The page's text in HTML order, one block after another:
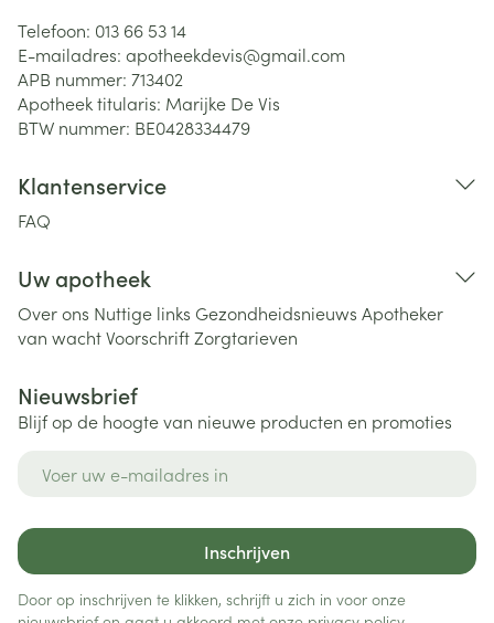
Telefoon: 013 66 53 14
E-mailadres: apotheekdevis@gmail.com
APB nummer: 713402
Apotheek titularis: Marijke De Vis
BTW nummer: BE0428334479
Klantenservice
FAQ
Uw apotheek
Over ons Nuttige links Gezondheidsnieuws Apotheker
van wachtVoorschriftZorgtarieven
Nieuwsbrief
Blijf op de hoogte van nieuwe producten en promoties
Inschrijven
Door op inschrijven te klikken, schrijft u zich in voor onze